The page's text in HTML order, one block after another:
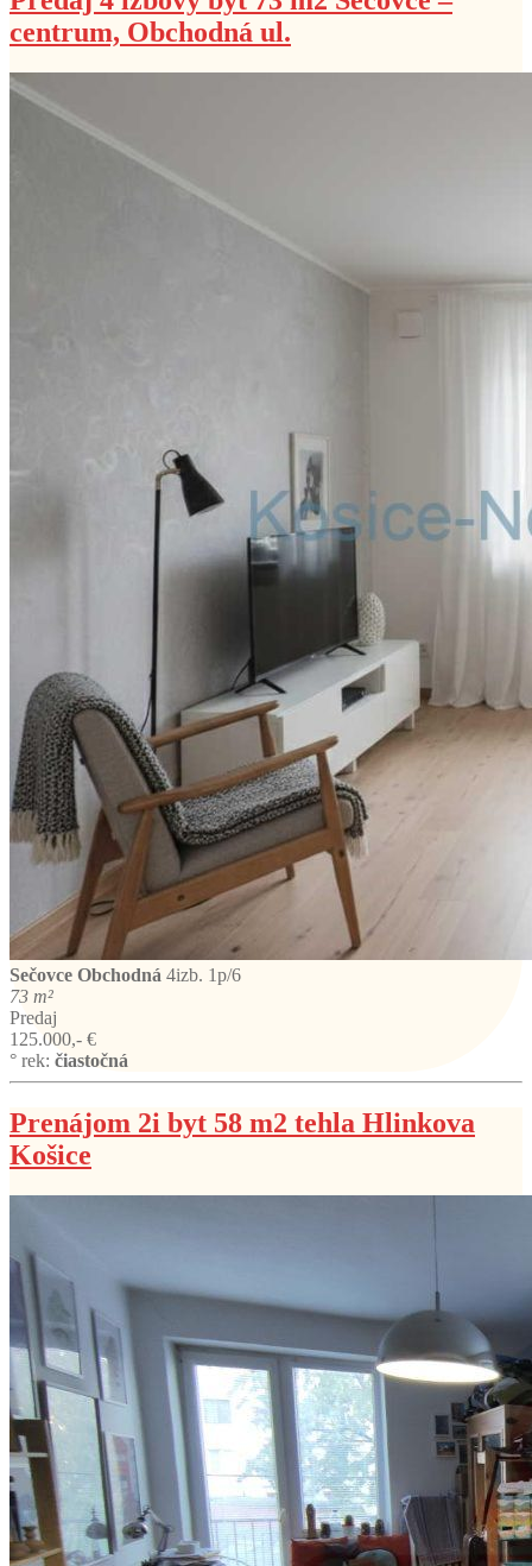
centrum, Obchodná ul.
Sečovce Obchodná 4izb. 1p/6
73 m²
Predaj
125.000,- €
° rek: čiastočná
Prenájom 2i byt 58 m2 tehla Hlinkova
Košice